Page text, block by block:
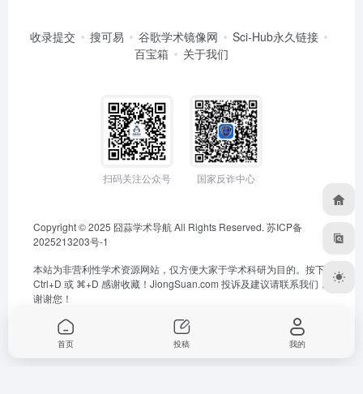
收录提交 搜可易 谷歌学术镜像网
Sci-Hub永久链接
百宝箱
关于我们
扫码关注公众号 国家反诈中心
Copyright © 2025 囧蒜学术导航All Rights Reserved. 苏ICP备
2025213203号-1
本站为非营利性学术资源网站，仅方便大家于学术科研为目的。按下
Ctrl+D 或 ⌘+D 感谢收藏！ JiongSuan.com 投诉及建议请联系我们，
谢谢您！
首页 投稿 我的